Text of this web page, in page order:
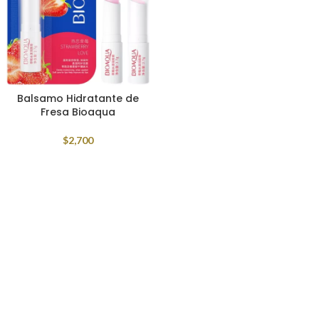
Balsamo Hidratante de
Fresa Bioaqua
$2,700